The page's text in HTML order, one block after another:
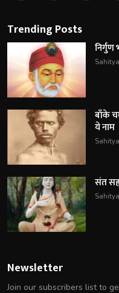
Trending Posts
बाँके
ये नाम
संत
Newsletter
Join our subscribers list to